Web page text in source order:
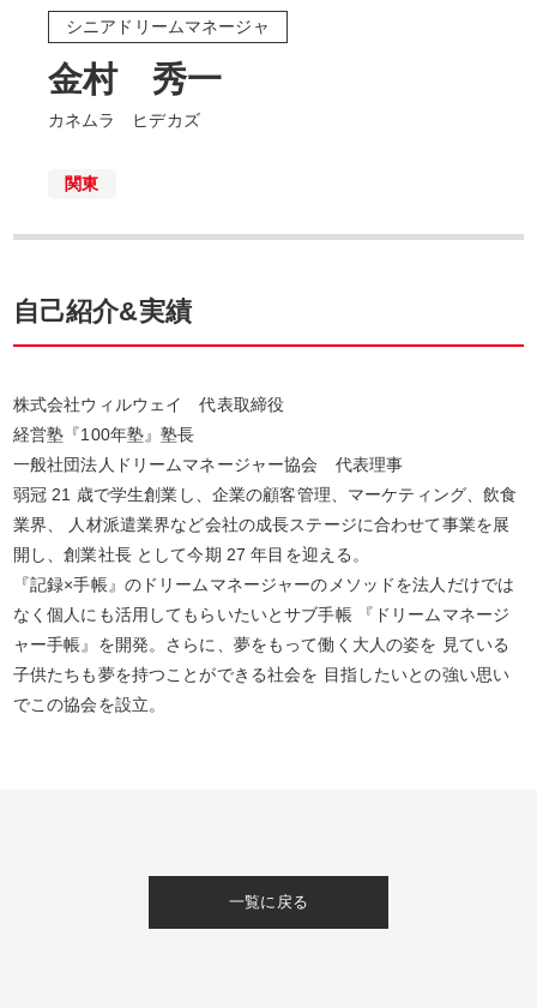
シニアドリームマネージャ
金村 秀一
カネムラ ヒデカズ
関東
自己紹介&実績
株式会社ウィルウェイ 代表取締役
経営塾『100年塾』塾長
一般社団法人ドリームマネージャー協会 代表理事
弱冠 21 歳で学生創業し、企業の顧客管理、マーケティング、飲食
業界、 人材派遣業界など会社の成長ステージに合わせて事業を展
開し、創業社長 として今期 27 年目を迎える。
『記録×手帳』のドリームマネージャーのメソッドを法人だけでは
なく個人にも活用してもらいたいとサブ手帳 『ドリームマネージ
ャー手帳』を開発。さらに、夢をもって働く大人の姿を 見ている
子供たちも夢を持つことができる社会を 目指したいとの強い思い
でこの協会を設立。
一覧に戻る